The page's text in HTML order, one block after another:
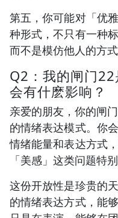
第五，你可能对「优
种形式，不只有一种
而不是模仿他人的方式
Q2：我的闸门22
会有什麽影响？
亲爱的朋友，你的闸
的情绪表达模式。你
情绪能量和表达方式
「美感」这类问题特别
这份开放性是珍贵的
的情绪表达方式，能